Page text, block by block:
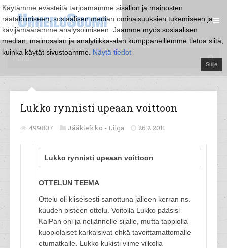
Käytämme evästeitä tarjoamamme sisällön ja mainosten
räätälöimiseen, sosiaalisen median ominaisuuksien tukemiseen ja
kävijämäärämme analysoimiseen. Jaamme myös sosiaalisen
median, mainosalan ja analytiikka-alan kumppaneillemme tietoa siitä,
kuinka käytät sivustoamme. Näytä tiedot
Sulje
Lukko rynnisti upeaan voittoon
499807 Jääkiekko - Liiga 26.2.2011
Lukko rynnisti upeaan voittoon
OTTELUN TEEMA
Ottelu oli kliseisesti sanottuna jälleen kerran ns.
kuuden pisteen ottelu. Voitolla Lukko pääsisi
KalPan ohi ja neljännelle sijalle, mutta tappiolla
kuopiolaiset karkaisivat ehkä tavoittamattomalle
etumatkalle. Lukko kukisti viime viikolla